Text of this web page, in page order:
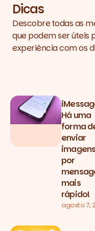
Dicas
Descobre todas as
que podem ser úteis
experiência com os
Posts tagged
Há uma
forma
enviar
imagens
por
mais
rápido!
agosto 7,